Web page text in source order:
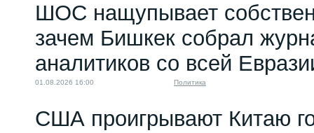
ШОС нащупывает
зачем Бишкек собрал
аналитиков со всей
01.08.2026 16:00 Политика
США проигрывают Китаю